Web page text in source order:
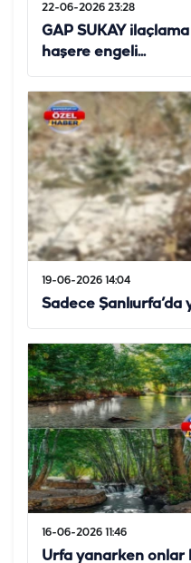
22-06-2026 23:28
GAP SUKAY
haşere engeli...
19-06-2026 14:04
Sadece Şanlıurfa’da
16-06-2026 11:46
Urfa yanarken onlar